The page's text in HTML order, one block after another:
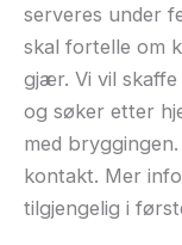
serveres under
skal fortelle om
gjær. Vi vil
og søker etter
med
kontakt. Mer
tilgjengelig i